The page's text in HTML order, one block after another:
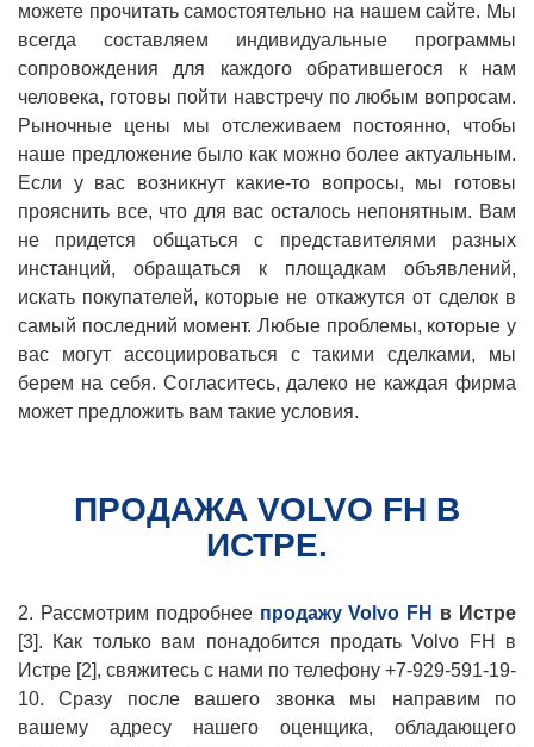
можете прочитать самостоятельно на нашем сайте. Мы
всегда составляем индивидуальные программы
сопровождения для каждого обратившегося к нам
человека, готовы пойти навстречу по любым вопросам.
Рыночные цены мы отслеживаем постоянно, чтобы
наше предложение было как можно более актуальным.
Если у вас возникнут какие-то вопросы, мы готовы
прояснить все, что для вас осталось непонятным. Вам
не придется общаться с представителями разных
инстанций, обращаться к площадкам объявлений,
искать покупателей, которые не откажутся от сделок в
самый последний момент. Любые проблемы, которые у
вас могут ассоциироваться с такими сделками, мы
берем на себя. Согласитесь, далеко не каждая фирма
может предложить вам такие условия.
ПРОДАЖА VOLVO FH В
ИСТРЕ.
2. Рассмотрим подробнее продажу Volvo FH в Истре
[3]. Как только вам понадобится продать Volvo FH в
Истре [2], свяжитесь с нами по телефону +7-929-591-19-
10. Сразу после вашего звонка мы направим по
вашему адресу нашего оценщика, обладающего